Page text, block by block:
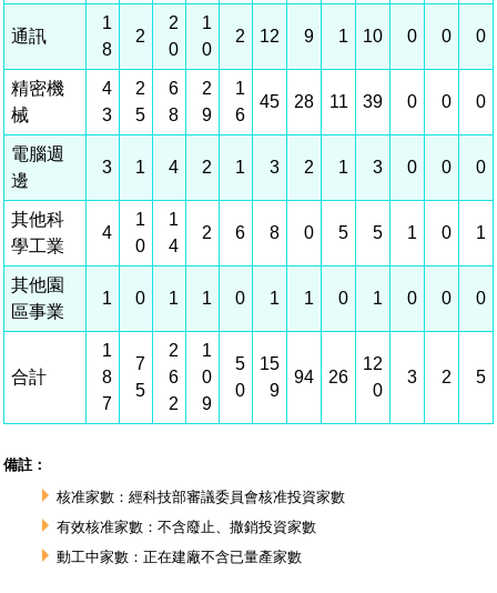
公職人員及關係人補助交易身分關係公開專區
機關採購廉政平臺
檔案應用及宣導活動
檔案教育訓練及標竿學習
檔案管理局相關連結
污水處理廠
污水處理廠
園區土地廠房宿舍出租資訊
污水處理廠
園區公會資訊
研究機構
育成中心
公共藝術
考古遺址
南科新港堂
園區生活
生活服務
園區宿舍簡介
自行車道網
南科實中
人文景觀地圖
創新創業
南科AI_ROBOT自造基地
南科創業工坊
永續園區
企業社會責任
永續LOHAS綠色園區
生態資產
「沙崙生態科學園區生態保育協作平台」公開資訊
通關業務
工安管理
環保管理
勞資管理
建築管理
營建管理
電子公文交換
污水費
廢棄物清除處理費
科學園區人才培育補助計畫
新興科技應用計畫
敦親睦鄰經費補助
性平專區
園區廠商採購資訊